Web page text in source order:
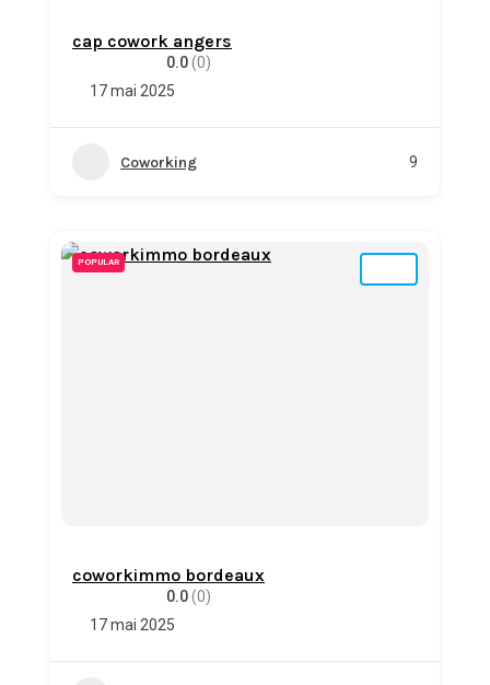
cap cowork angers
0.0(0)
17 mai 2025
Coworking 9
POPULAR
coworkimmo bordeaux
0.0(0)
17 mai 2025